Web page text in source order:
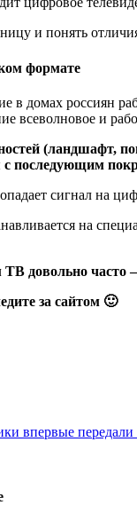
и понять
формате
в домах россиян
всеволновое и
(ландшафт,
с последующим
сигнал на
на
довольно часто
за сайтом 🙂
впервые